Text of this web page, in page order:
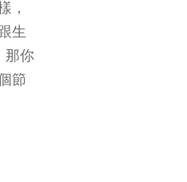
，
生
那你
節